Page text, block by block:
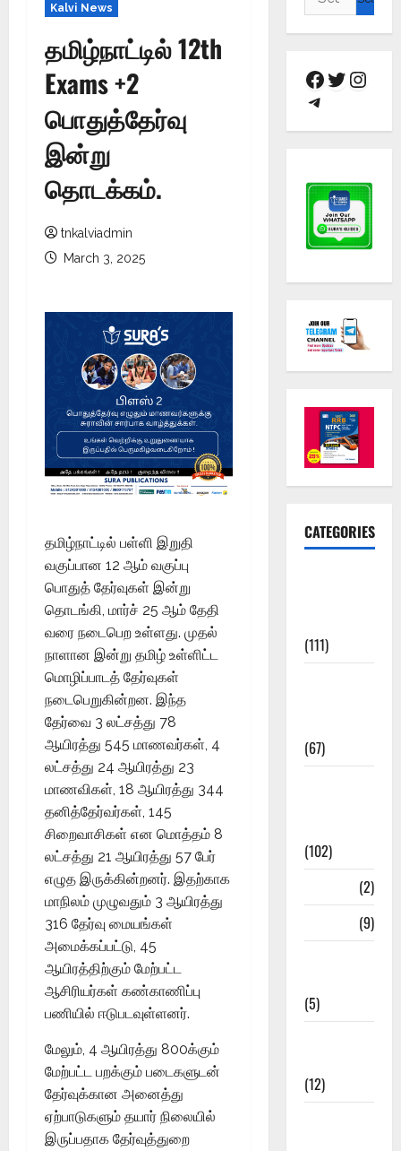
Kalvi News
தமிழ்நாட்டில் 12th
Exams +2
பொதுத்தேர்வு
இன்று
தொடக்கம்.
tnkalviadmin
March 3, 2025
தமிழ்நாட்டில் பள்ளி இறுதி
வகுப்பான 12 ஆம் வகுப்பு
பொதுத் தேர்வுகள் இன்று
தொடங்கி, மார்ச் 25 ஆம் தேதி
வரை நடைபெற உள்ளது. முதல்
நாளான இன்று தமிழ் உள்ளிட்ட
மொழிப்பாடத் தேர்வுகள்
நடைபெறுகின்றன. இந்த
தேர்வை 3 லட்சத்து 78
ஆயிரத்து 545 மாணவர்கள், 4
லட்சத்து 24 ஆயிரத்து 23
மாணவிகள், 18 ஆயிரத்து 344
தனித்தேர்வர்கள், 145
சிறைவாசிகள் என மொத்தம் 8
லட்சத்து 21 ஆயிரத்து 57 பேர்
எழுத இருக்கின்றனர். இதற்காக
மாநிலம் முழுவதும் 3 ஆயிரத்து
316 தேர்வு மையங்கள்
அமைக்கப்பட்டு, 45
ஆயிரத்திற்கும் மேற்பட்ட
ஆசிரியர்கள் கண்காணிப்பு
பணியில் ஈடுபடவுள்ளனர்.
மேலும், 4 ஆயிரத்து 800க்கும்
மேற்பட்ட பறக்கும் படைகளுடன்
தேர்வுக்கான அனைத்து
ஏற்பாடுகளும் தயார் நிலையில்
இருப்பதாக தேர்வுத்துறை
CATEGORIES
(111)
(67)
(102)
(2)
(9)
(5)
(12)